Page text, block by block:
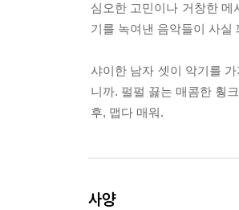
심오한 고민이나 거창한
기를 녹여낸 음악들이 사실
샤이한 남자 셋이 악기를
니까. 펄펄 끓는 매콤한 훵
후, 맵다 매워.
사양